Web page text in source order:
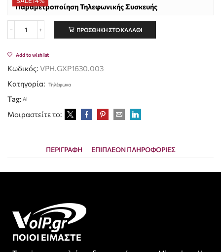
Παραμετροποίηση Τηλεφωνικής Συσκευής
ΠΡΟΣΘΉΚΗ ΣΤΟ ΚΑΛΆΘΙ
Add to wishlist
Κωδικός: VPH.GXP1630.003
Κατηγορία: Τηλέφωνα
Tag: Al
Μοιραστείτε το:
ΠΕΡΙΓΡΑΦΉ ΕΠΙΠΛΈΟΝ ΠΛΗΡΟΦΟΡΊΕΣ
ΠΟΙΟΙ ΕΙΜΑΣΤΕ